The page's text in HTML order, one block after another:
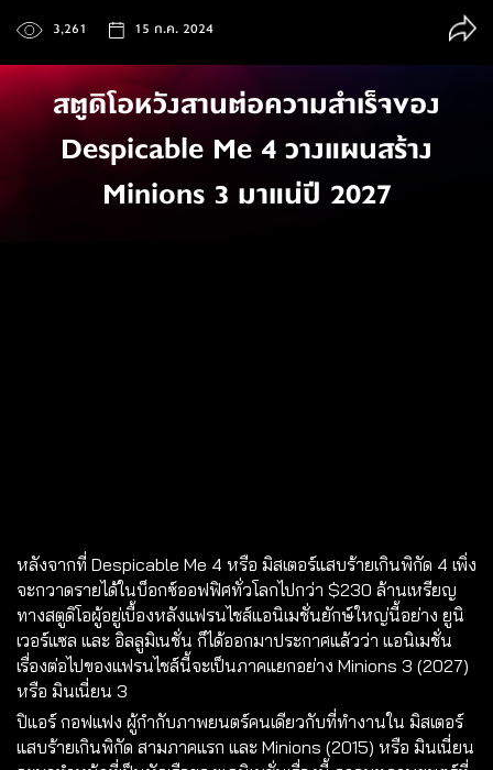
3,261 15 ก.ค. 2024
สตูดิโอหวังสานต่อความสำเร็จของ
Despicable Me 4 วางแผนสร้าง
Minions 3 มาแน่ปี 2027
หลังจากที่ Despicable Me 4 หรือ มิสเตอร์แสบร้ายเกินพิกัด 4 เพิ่ง
จะกวาดรายได้ในบ็อกซ์ออฟฟิศทั่วโลกไปกว่า $230 ล้านเหรียญ
ทางสตูดิโอผู้อยู่เบื้องหลังแฟรนไชส์แอนิเมชั่นยักษ์ใหญ่นี้อย่าง ยูนิ
เวอร์แซล และ อิลลูมิเนชั่น ก็ได้ออกมาประกาศแล้วว่า แอนิเมชั่น
เรื่องต่อไปของแฟรนไชส์นี้จะเป็นภาคแยกอย่าง Minions 3 (2027)
หรือ มินเนี่ยน 3
ปิแอร์ กอฟแฟง ผู้กำกับภาพยนตร์คนเดียวกับที่ทำงานใน มิสเตอร์
แสบร้ายเกินพิกัด สามภาคแรก และ Minions (2015) หรือ มินเนี่ยน